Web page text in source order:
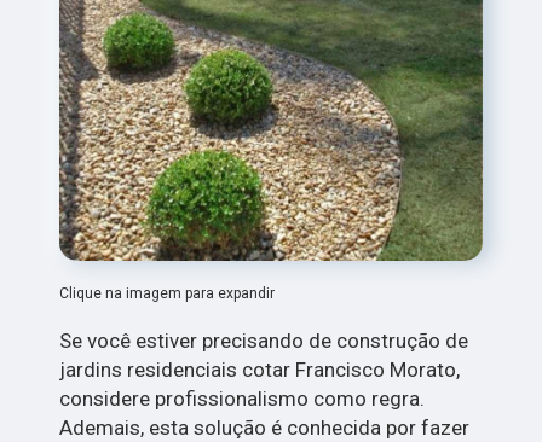
Clique na imagem para expandir
Se você estiver precisando de construção de
jardins residenciais cotar Francisco Morato,
considere profissionalismo como regra.
Ademais, esta solução é conhecida por fazer